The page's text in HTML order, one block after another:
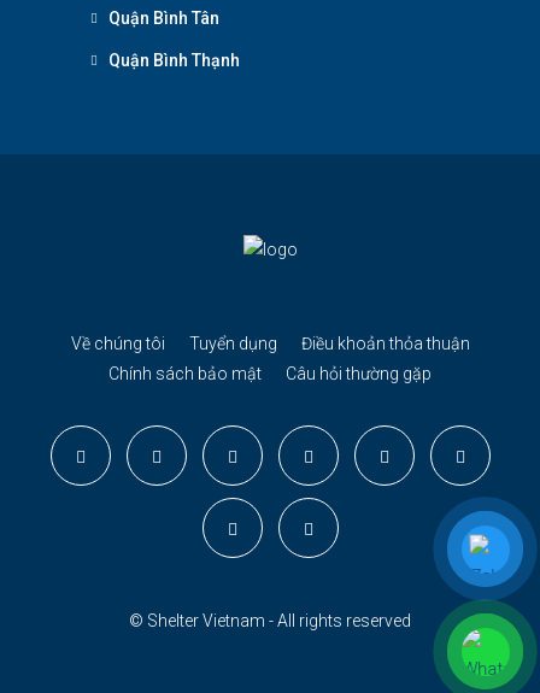
Quận Bình Tân
Quận Bình Thạnh
Về chúng tôi Tuyển dụng
Điều khoản thỏa thuận
Chính sách bảo mật
Câu hỏi thường gặp
© Shelter Vietnam - All rights reserved